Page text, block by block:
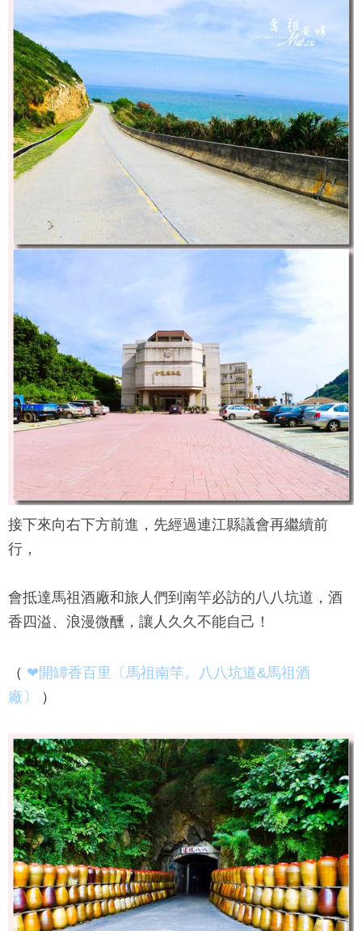
接下來向右下方前進，先經過連江縣議會再繼續前
行，
會抵達馬祖酒廠和旅人們到南竿必訪的八八坑道，酒
香四溢、浪漫微醺，讓人久久不能自己！
（ ❤開罈香百里〔馬祖南竿。八八坑道&馬祖酒
廠〕
）